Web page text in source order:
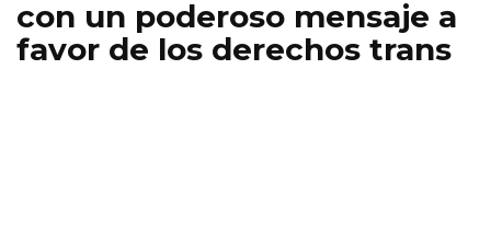
con un poderoso mensaje a
favor de los derechos trans